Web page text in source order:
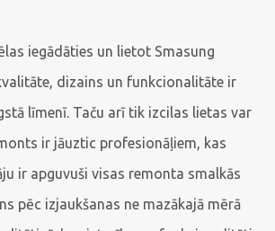
iegādāties un lietot Smasung
dizains un funkcionalitāte ir
līmenī. Taču arī tik izcilas lietas var
ir jāuztic profesionāļiem, kas
ir apguvuši visas remonta smalkās
pēc izjaukšanas ne mazākajā mērā